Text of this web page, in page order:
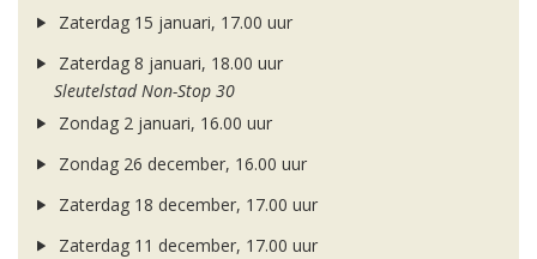
Zaterdag 15 januari, 17.00 uur
Zaterdag 8 januari, 18.00 uur
Sleutelstad Non-Stop 30
Zondag 2 januari, 16.00 uur
Zondag 26 december, 16.00 uur
Zaterdag 18 december, 17.00 uur
Zaterdag 11 december, 17.00 uur